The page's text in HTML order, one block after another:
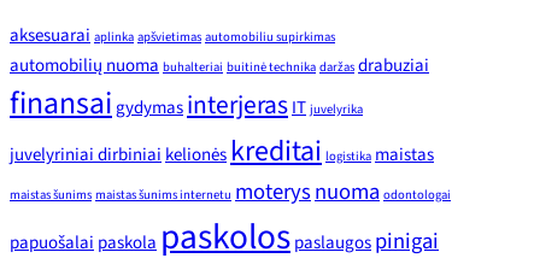
aksesuarai aplinka apšvietimas automobiliu supirkimas
automobilių nuoma buhalteriai buitinė technika daržas drabuziai
finansai gydymasinterjerasIT juvelyrika
juvelyriniai dirbiniai kelionės kreditai logistika maistas
maistas šunims maistas šunims internetu moterysnuoma odontologai
papuošalai paskola paskolospaslaugospinigai